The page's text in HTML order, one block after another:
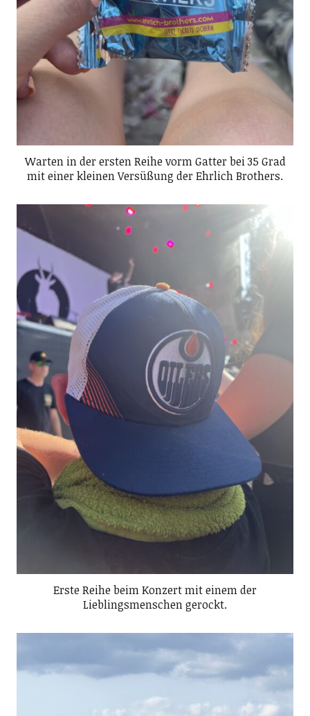
Warten in der ersten Reihe vorm Gatter bei 35 Grad
mit einer kleinen Versüßung der Ehrlich Brothers.
Erste Reihe beim Konzert mit einem der
Lieblingsmenschen gerockt.